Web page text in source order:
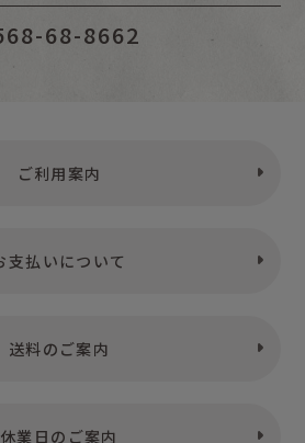
68-8662
ご利用案内
支払いについて
送料のご案内
休業日のご案内